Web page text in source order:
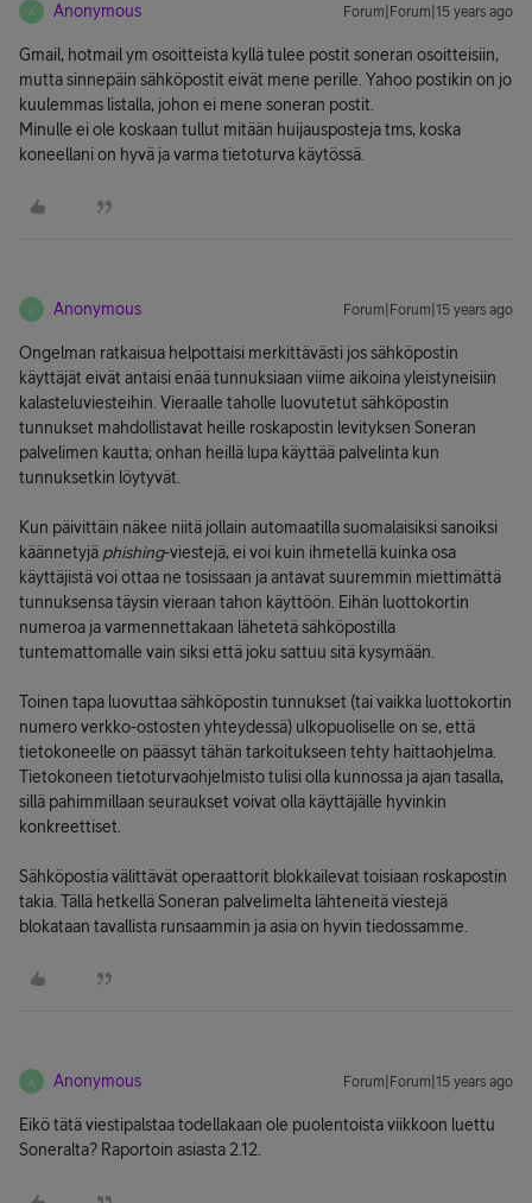
A Anonymous Forum|Forum|15 years ago
Gmail, hotmail ym osoitteista kyllä tulee postit soneran osoitteisiin,
mutta sinnepäin sähköpostit eivät mene perille. Yahoo postikin on jo
kuulemmas listalla, johon ei mene soneran postit.
Minulle ei ole koskaan tullut mitään huijausposteja tms, koska
koneellani on hyvä ja varma tietoturva käytössä.
A Anonymous Forum|Forum|15 years ago
Ongelman ratkaisua helpottaisi merkittävästi jos sähköpostin
käyttäjät eivät antaisi enää tunnuksiaan viime aikoina yleistyneisiin
kalasteluviesteihin. Vieraalle taholle luovutetut sähköpostin
tunnukset mahdollistavat heille roskapostin levityksen Soneran
palvelimen kautta; onhan heillä lupa käyttää palvelinta kun
tunnuksetkin löytyvät.
Kun päivittäin näkee niitä jollain automaatilla suomalaisiksi sanoiksi
käännetyjä phishing-viestejä, ei voi kuin ihmetellä kuinka osa
käyttäjistä voi ottaa ne tosissaan ja antavat suuremmin miettimättä
tunnuksensa täysin vieraan tahon käyttöön. Eihän luottokortin
numeroa ja varmennettakaan lähetetä sähköpostilla
tuntemattomalle vain siksi että joku sattuu sitä kysymään.
Toinen tapa luovuttaa sähköpostin tunnukset (tai vaikka luottokortin
numero verkko-ostosten yhteydessä) ulkopuoliselle on se, että
tietokoneelle on päässyt tähän tarkoitukseen tehty haittaohjelma.
Tietokoneen tietoturvaohjelmisto tulisi olla kunnossa ja ajan tasalla,
sillä pahimmillaan seuraukset voivat olla käyttäjälle hyvinkin
konkreettiset.
Sähköpostia välittävät operaattorit blokkailevat toisiaan roskapostin
takia. Tällä hetkellä Soneran palvelimelta lähteneitä viestejä
blokataan tavallista runsaammin ja asia on hyvin tiedossamme.
A Anonymous Forum|Forum|15 years ago
Eikö tätä viestipalstaa todellakaan ole puolentoista viikkoon luettu
Soneralta? Raportoin asiasta 2.12.